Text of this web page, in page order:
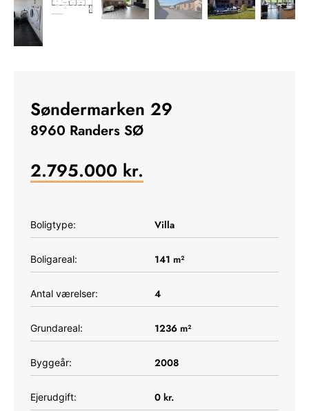
Søndermarken 29
8960 Randers SØ
2.795.000 kr.
Boligtype: Villa
Boligareal: 141 m²
Antal værelser: 4
Grundareal: 1236 m²
Byggeår: 2008
Ejerudgift: 0 kr.